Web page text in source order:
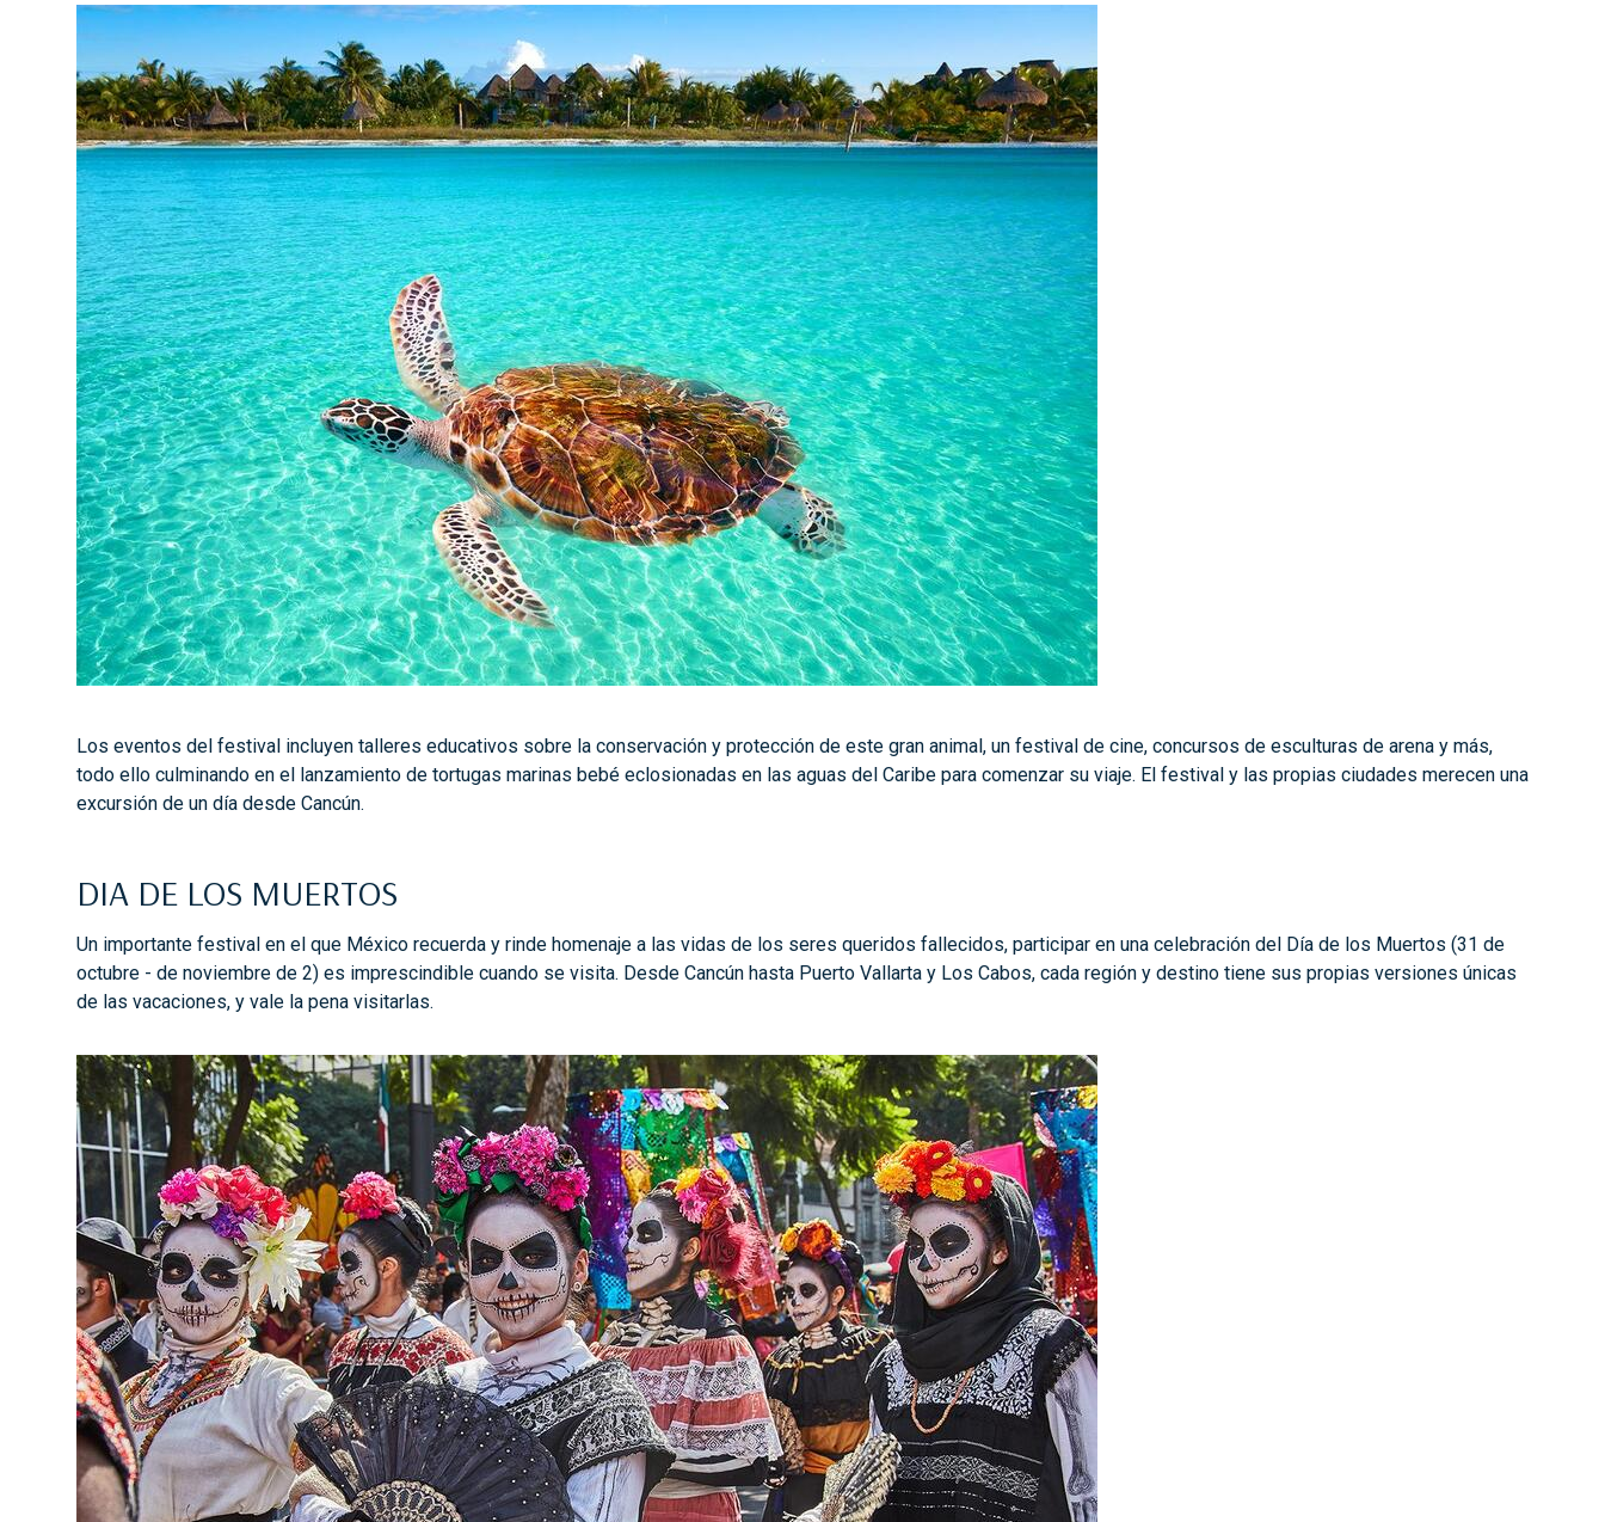
Los eventos del festival incluyen talleres educativos sobre la conservación y protección de este gran animal, un festival de cine, concursos de esculturas de arena y más,
todo ello culminando en el lanzamiento de tortugas marinas bebé eclosionadas en las aguas del Caribe para comenzar su viaje. El festival y las propias ciudades merecen una
excursión de un día desde Cancún.
DIA DE LOS MUERTOS
Un importante festival en el que México recuerda y rinde homenaje a las vidas de los seres queridos fallecidos, participar en una celebración del Día de los Muertos (31 de
octubre - de noviembre de 2) es imprescindible cuando se visita. Desde Cancún hasta Puerto Vallarta y Los Cabos, cada región y destino tiene sus propias versiones únicas
de las vacaciones, y vale la pena visitarlas.